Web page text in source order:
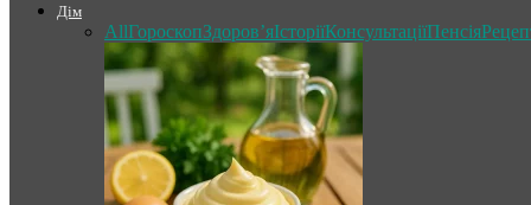
Дім
AllГороскопЗдоров’яІсторіїКонсультаціїПенсія